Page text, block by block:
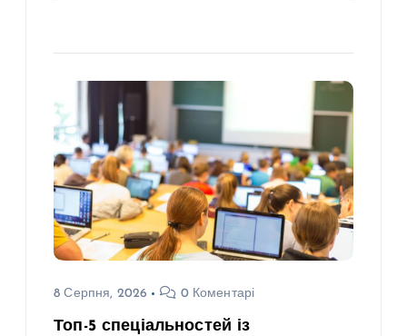
8 Серпня, 2026 0 Коментарі
Топ-5 спеціальностей із